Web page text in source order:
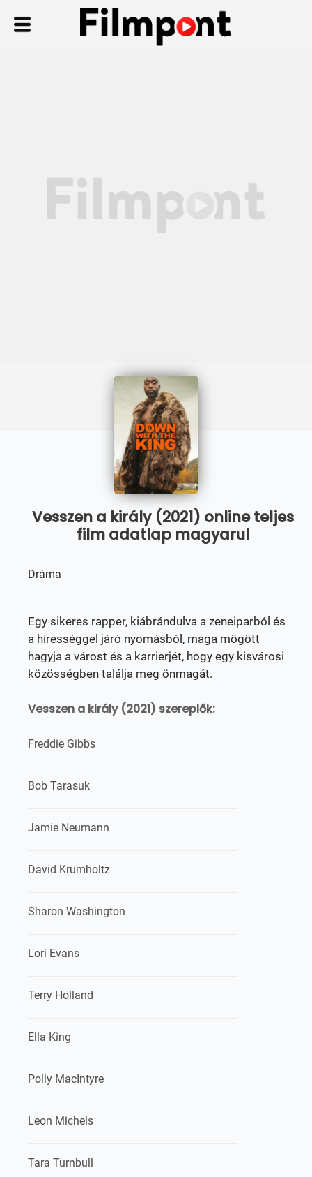
Vesszen a király (2021) online teljes
film adatlap magyarul
Dráma
Egy sikeres rapper, kiábrándulva a zeneiparból és
a hírességgel járó nyomásból, maga mögött
hagyja a várost és a karrierjét, hogy egy kisvárosi
közösségben találja meg önmagát.
Vesszen a király (2021) szereplők:
Freddie Gibbs
Bob Tarasuk
Jamie Neumann
David Krumholtz
Sharon Washington
Lori Evans
Terry Holland
Ella King
Polly MacIntyre
Leon Michels
Tara Turnbull